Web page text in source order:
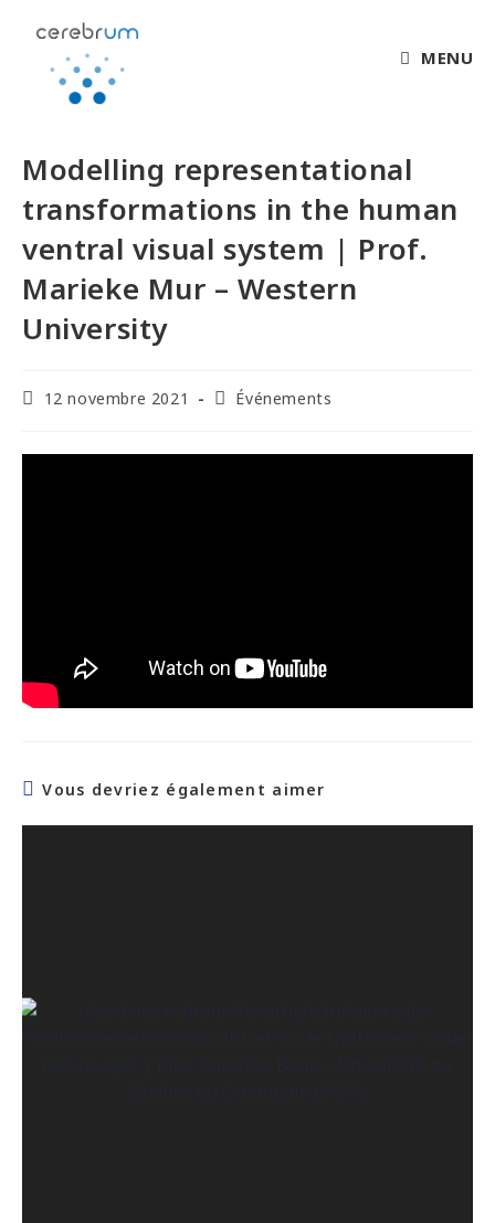
MENU
Modelling representational
transformations in the human
ventral visual system | Prof.
Marieke Mur – Western
University
12 novembre 2021 Événements
Vous devriez également aimer